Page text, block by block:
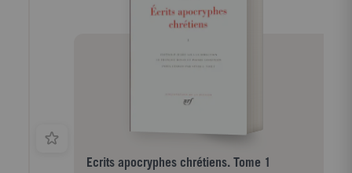
Ecrits apocryphes chrétiens. Tome 1